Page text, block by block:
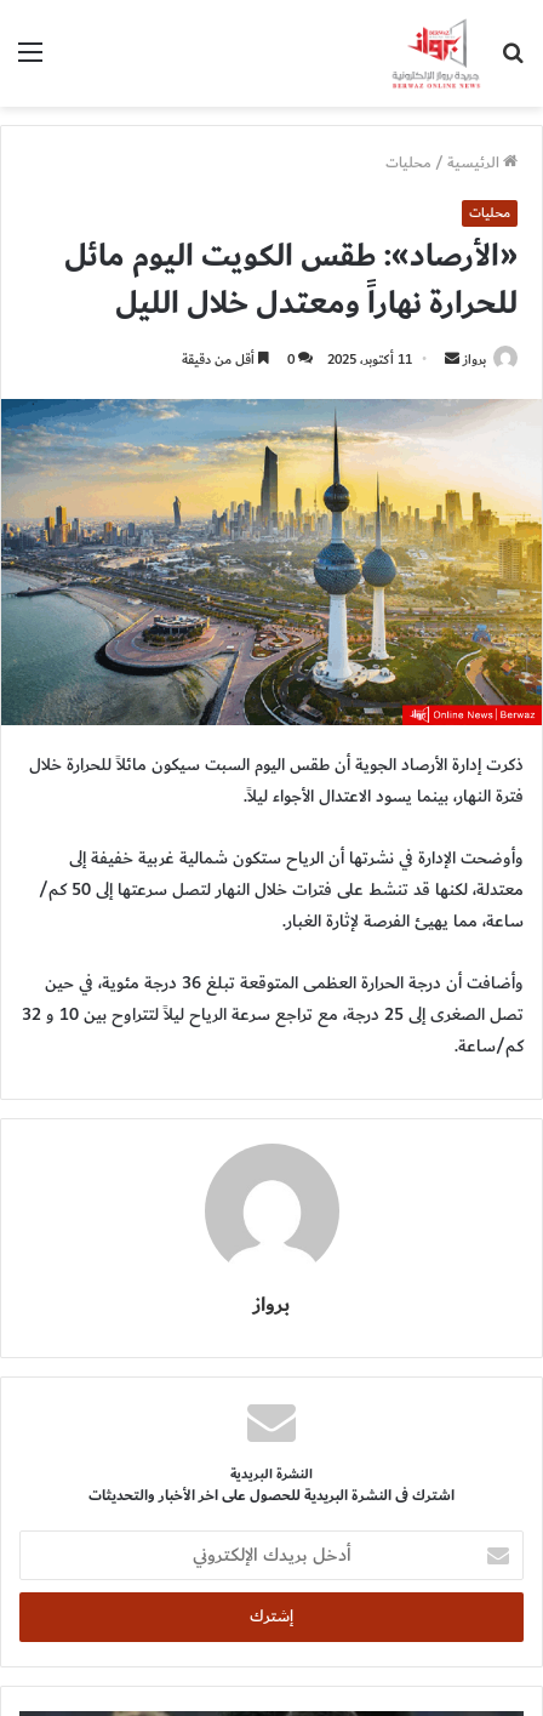
الرئيسية/محليات
محليات
«الأرصاد»: طقس الكويت اليوم مائل
للحرارة نهاراً ومعتدل خلال الليل
برواز
أرسل
إلكترونيا
11 أكتوبر، 2025 0 أقل من دقيقة
ذكرت إدارة الأرصاد الجوية أن طقس اليوم السبت سيكون مائلاً للحرارة خلال
فترة النهار، بينما يسود الاعتدال الأجواء ليلاً.
وأوضحت الإدارة في نشرتها أن الرياح ستكون شمالية غربية خفيفة إلى
معتدلة، لكنها قد تنشط على فترات خلال النهار لتصل سرعتها إلى 50 كم/
ساعة، مما يهيئ الفرصة لإثارة الغبار.
وأضافت أن درجة الحرارة العظمى المتوقعة تبلغ 36 درجة مئوية، في حين
تصل الصغرى إلى 25 درجة، مع تراجع سرعة الرياح ليلاً لتتراوح بين 10 و 32
كم/ساعة.
برواز
النشرة البريدية
اشترك فى النشرة البريدية للحصول على اخر الأخبار والتحديثات
أدخل
بريدك
الإلكتروني